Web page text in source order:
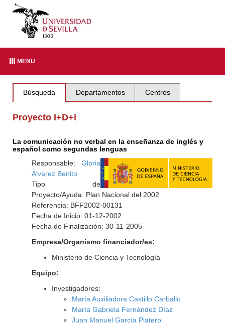
MENU
Búsqueda Departamentos Centros
Proyecto I+D+i
La comunicación no verbal en la enseñanza de inglés y
español como segundas lenguas
Responsable: Gloria
Álvarez Benito
Tipo de
Proyecto/Ayuda: Plan Nacional del 2002
Referencia: BFF2002-00131
Fecha de Inicio: 01-12-2002
Fecha de Finalización: 30-11-2005
Empresa/Organismo financiador/es:
Ministerio de Ciencia y Tecnología
Equipo:
Investigadores:
María Auxiliadora Castillo Carballo
María Gabriela Fernández Díaz
Juan Manuel García Platero